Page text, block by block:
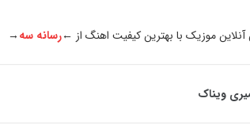
موزیک با بهترین کیفیت اهنگ از ←رسانه سه→
ویناک